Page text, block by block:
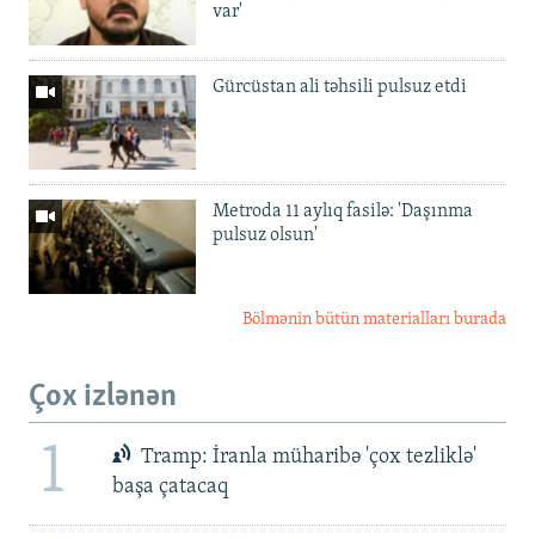
var'
Gürcüstan ali təhsili pulsuz etdi
Metroda 11 aylıq fasilə: 'Daşınma
pulsuz olsun'
Bölmənin bütün materialları burada
Çox izlənən
1
Tramp: İranla müharibə 'çox tezliklə'
başa çatacaq